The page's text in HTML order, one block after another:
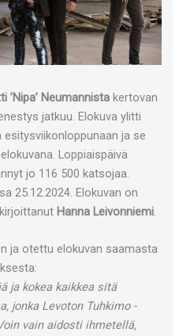
’Nipa’ Neumannista kertovan
jatkuu. Elokuva ylitti
ja se
Loppiaispäivä
jo 116 500 katsojaa.
25.12.2024. Elokuvan on
Hanna Leivonniemi.
ja otettu elokuvan saamasta
ja kokea kaikkea sitä
jonka Levoton Tuhkimo -
vain aidosti ihmetellä,